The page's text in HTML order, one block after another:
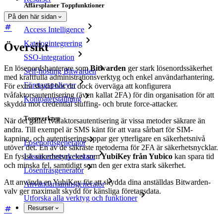
Affärsplaner Toppfunktioner
Access Intelligence
Katalogintegrering
SSO-integration
Self-hosting Bitwarden
Företagspolicyer
Kontoåterställning
Toppverktyg
Lösenordsgenerator
Lösenordsstyrketestare
Lösenfrasgenerator
Användarnamnsgenerator
Utforska alla verktyg och funktioner
Resurser
På den här sidan
Översikt
En lösenordshanterare somBitwarden ger stark lösenordssäkerhet
med kraftfulla administrationsverktyg och enkel användarhantering.
För extra skydd bör du dock överväga att konfigurera
tvåfaktorsautentisering (även kallat 2FA) för din organisation för att
skydda mot credential stuffing- och brute force-attacker.
När det gäller tvåfaktorsautentisering är vissa metoder säkrare än
andra. Till exempel är SMS känt för att vara sårbart för SIM-
kapning, och autentiseringsappar ger ytterligare en säkerhetsnivå
utöver det. En av de säkraste metoderna för 2FA är säkerhetsnycklar.
En fysisk säkerhetsnyckel somYubiKey från Yubico kan spara tid
och minska fel, samtidigt som den ger extra stark säkerhet.
Att använda en YubiKey för att skydda dina anställdas Bitwarden-
valv ger maximalt skydd för känsliga företagsdata.